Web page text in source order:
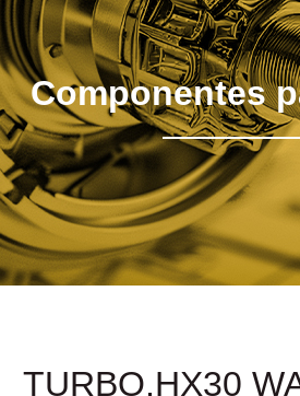
Componentes
TURBO,HX30